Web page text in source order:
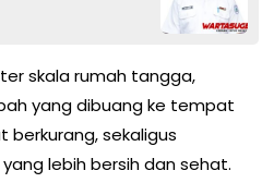
skala rumah tangga,
yang dibuang ke tempat
sekaligus
lebih bersih dan sehat.